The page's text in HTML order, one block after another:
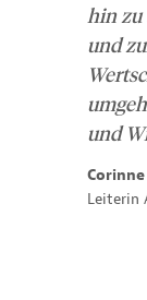
hin zu
und
und
Leiterin